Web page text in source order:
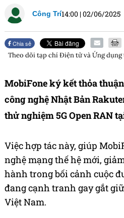
Công Trí14:00 |02/06/2025
Chia sẻ
Theo dõi tạp chíĐiện tử và Ứng dụng
MobiFone ký kết thỏa
công nghệ Nhật Bản
thử nghiệm 5G Open RAN
Việc hợp tác này, giúp
nghệ mạng thế hệ mới,
hành trong bối cảnh cuộc
đang cạnh tranh gay gắt
Việt Nam.